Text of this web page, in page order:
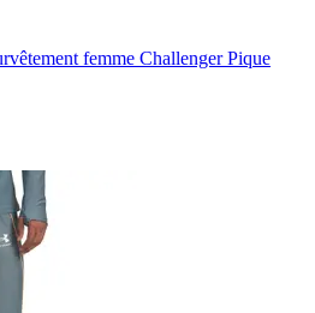
femme Challenger Pique